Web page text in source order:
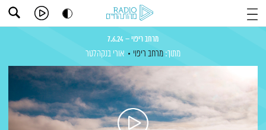
מרחב ריפוי – 7.6.24
מתוך: מרחב ריפוי אורי בנקהלטר